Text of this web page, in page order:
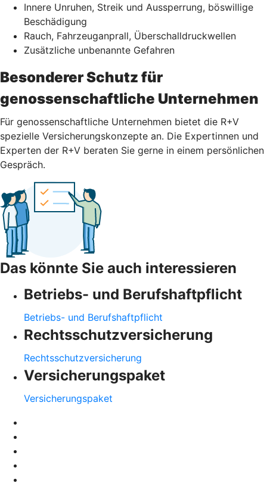
Innere Unruhen, Streik und Aussperrung, böswillige
Beschädigung
Rauch, Fahrzeuganprall, Überschalldruckwellen
Zusätzliche unbenannte Gefahren
Besonderer Schutz für
genossenschaftliche Unternehmen
Für genossenschaftliche Unternehmen bietet die R+V
spezielle Versicherungskonzepte an. Die Expertinnen und
Experten der R+V beraten Sie gerne in einem persönlichen
Gespräch.
Das könnte Sie auch interessieren
Betriebs- und Berufshaftpflicht
Betriebs- und Berufshaftpflicht
Rechtsschutzversicherung
Rechtsschutzversicherung
Versicherungspaket
Versicherungspaket